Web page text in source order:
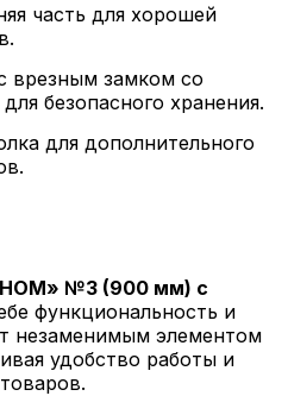
часть для хорошей
врезным замком со
безопасного хранения.
для дополнительного
№3 (900 мм) с
функциональность и
незаменимым элементом
удобство работы и